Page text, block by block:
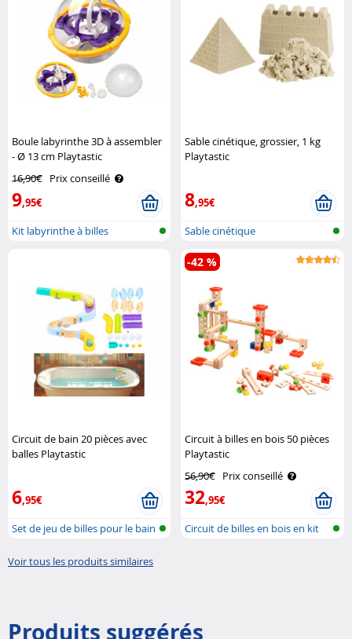
Boule labyrinthe 3D à assembler
- Ø 13 cm Playtastic
16,90€ Prix conseillé
9,95€
Kit labyrinthe à billes
Sable cinétique, grossier, 1 kg
Playtastic
8,95€
Sable cinétique
Circuit de bain 20 pièces avec
balles Playtastic
6,95€
Set de jeu de billes pour le bain
Circuit à billes en bois 50 pièces
Playtastic
56,90€ Prix conseillé
32,95€
-42 %
Circuit de billes en bois en kit
Voir tous les produits similaires
Produits suggérés